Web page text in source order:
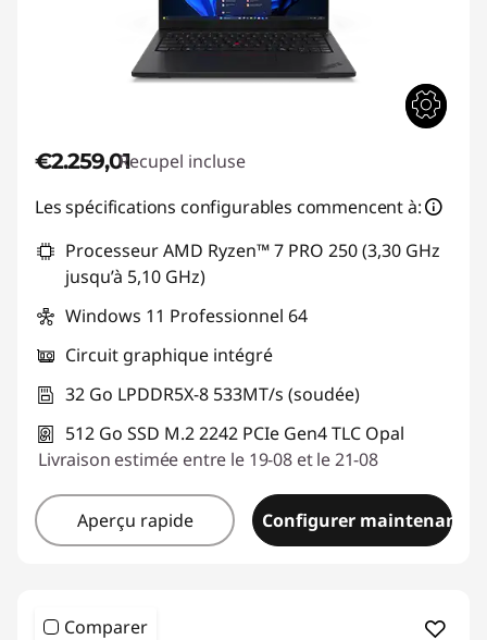
€2.259,01Recupel incluse
Les spécifications configurables commencent à:
Processeur AMD Ryzen™ 7 PRO 250 (3,30 GHz
jusqu’à 5,10 GHz)
Windows 11 Professionnel 64
Circuit graphique intégré
32 Go LPDDR5X-8 533MT/s (soudée)
512 Go SSD M.2 2242 PCIe Gen4 TLC Opal
Livraison estimée entre le 19-08 et le 21-08
Aperçu rapide Configurer maintenant
Comparer